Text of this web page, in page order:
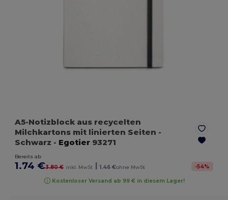
A5-Notizblock aus recycelten
Milchkartons mit linierten Seiten -
Schwarz - Egotier 93271
Bereits ab
1.74 €3.80 € inkl. MwSt | 1.46 €ohne MwSt -54%
Kostenloser Versand ab 99 € in diesem Lager!